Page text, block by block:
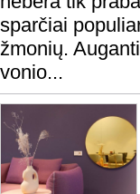
sparčiai
žmonių.
vonio...